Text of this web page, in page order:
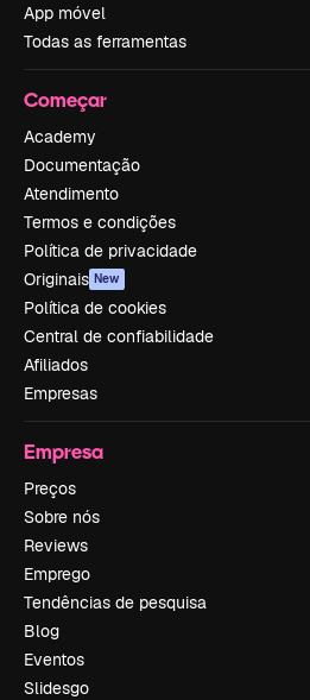
App móvel
Todas as ferramentas
Começar
Academy
Documentação
Atendimento
Termos e condições
Política de privacidade
Originais New
Política de cookies
Central de confiabilidade
Afiliados
Empresas
Empresa
Preços
Sobre nós
Reviews
Emprego
Tendências de pesquisa
Blog
Eventos
Slidesgo